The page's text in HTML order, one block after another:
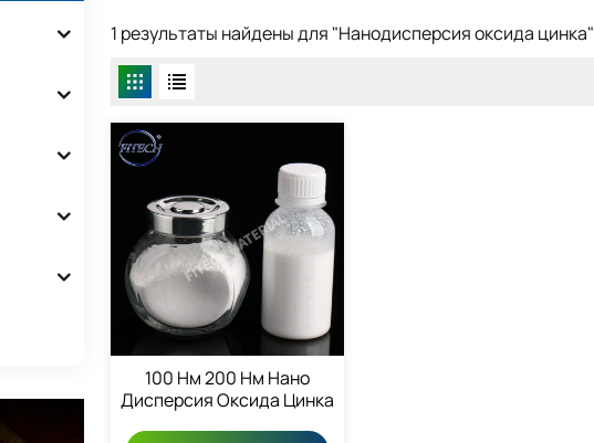
1 результаты найдены для "Нанодисперсия оксида цинка"
100 Нм 200 Нм Нано
Дисперсия Оксида Цинка